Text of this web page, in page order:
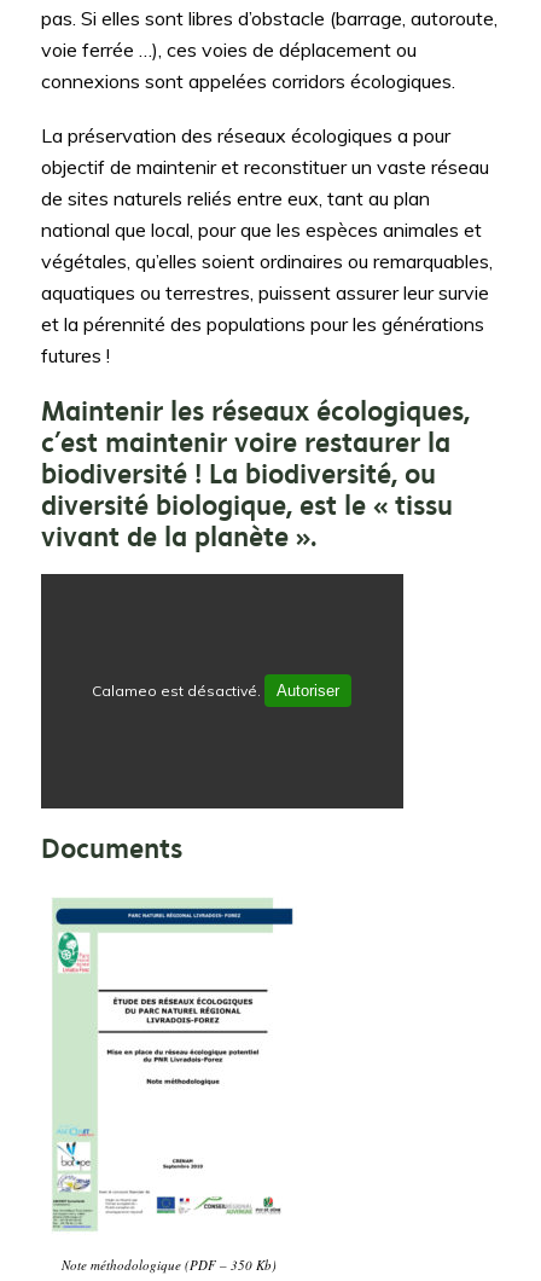
pas. Si elles sont libres d’obstacle (barrage, autoroute,
voie ferrée …), ces voies de déplacement ou
connexions sont appelées corridors écologiques.
La préservation des réseaux écologiques a pour
objectif de maintenir et reconstituer un vaste réseau
de sites naturels reliés entre eux, tant au plan
national que local, pour que les espèces animales et
végétales, qu’elles soient ordinaires ou remarquables,
aquatiques ou terrestres, puissent assurer leur survie
et la pérennité des populations pour les générations
futures !
Maintenir les réseaux écologiques,
c’est maintenir voire restaurer la
biodiversité ! La biodiversité, ou
diversité biologique, est le « tissu
vivant de la planète ».
Calameo est désactivé. Autoriser
Documents
Note méthodologique (PDF – 350 Kb)